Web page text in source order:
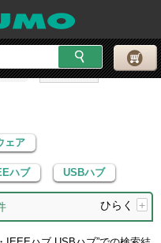
ブ USBハブ
ェア
ハブ USBハブ
ひらく +